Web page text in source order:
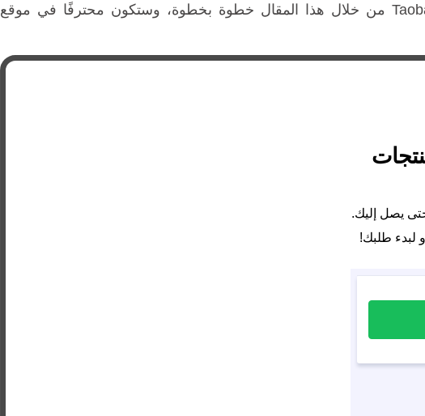
تعرف على كيفية الشراء من موقع تاوباو الصيني Taobao من خلال هذا المقال خطوة بخطوة، وستكون محترفًا في موقع
حتى يصل إليك.
لبدء طلبك!